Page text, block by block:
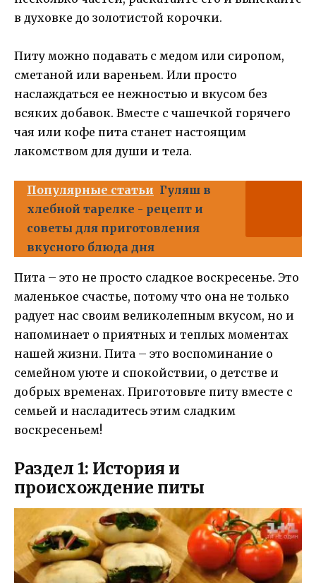
в духовке до золотистой корочки.
Питу можно подавать с медом или сиропом,
сметаной или вареньем. Или просто
наслаждаться ее нежностью и вкусом без
всяких добавок. Вместе с чашечкой горячего
чая или кофе пита станет настоящим
лакомством для души и тела.
Популярные статьи Гуляш в
хлебной тарелке - рецепт и
советы для приготовления
вкусного блюда дня
Пита – это не просто сладкое воскресенье. Это
маленькое счастье, потому что она не только
радует нас своим великолепным вкусом, но и
напоминает о приятных и теплых моментах
нашей жизни. Пита – это воспоминание о
семейном уюте и спокойствии, о детстве и
добрых временах. Приготовьте питу вместе с
семьей и насладитесь этим сладким
воскресеньем!
Раздел 1: История и
происхождение питы